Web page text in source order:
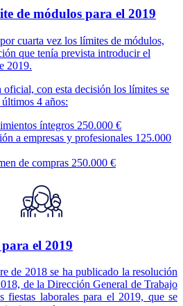
de módulos para el 2019
cuarta vez los límites de módulos,
que tenía prevista introducir el
2019.
con esta decisión los límites se
4 años:
íntegros 250.000 €
a empresas y profesionales 125.000
de compras 250.000 €
el 2019
de 2018 se ha publicado la resolución
de la Dirección General de Trabajo
fiestas laborales para el 2019, que se